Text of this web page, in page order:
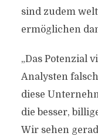
sind zudem
ermöglichen
„Das Potenzial
Analysten
diese
die besser,
Wir sehen